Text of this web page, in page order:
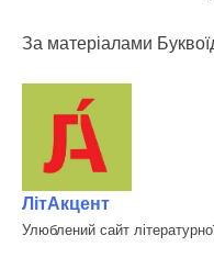
За матеріалами
ЛітАкцент
Улюблений сайт